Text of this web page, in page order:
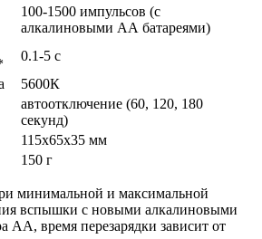
100-1500 импульсов (с
алкалиновыми АА батареями)
0.1-5 с
5600К
автоотключение (60, 120, 180
секунд)
115х65х35 мм
150 г
минимальной и максимальной
вспышки с новыми алкалиновыми
АА, время перезарядки зависит от